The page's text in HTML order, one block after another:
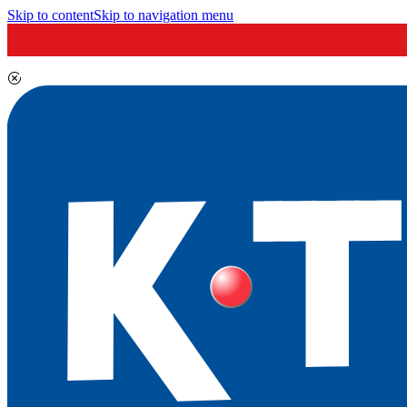
Skip to contentSkip to navigation menu